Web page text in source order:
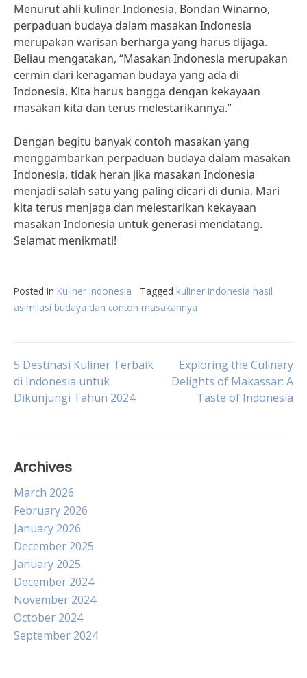
Menurut ahli kuliner Indonesia, Bondan Winarno,
perpaduan budaya dalam masakan Indonesia
merupakan warisan berharga yang harus dijaga.
Beliau mengatakan, “Masakan Indonesia merupakan
cermin dari keragaman budaya yang ada di
Indonesia. Kita harus bangga dengan kekayaan
masakan kita dan terus melestarikannya.”
Dengan begitu banyak contoh masakan yang
menggambarkan perpaduan budaya dalam masakan
Indonesia, tidak heran jika masakan Indonesia
menjadi salah satu yang paling dicari di dunia. Mari
kita terus menjaga dan melestarikan kekayaan
masakan Indonesia untuk generasi mendatang.
Selamat menikmati!
Posted in Kuliner Indonesia Tagged kuliner indonesia hasil
asimilasi budaya dan contoh masakannya
Post
navigation
5 Destinasi Kuliner Terbaik
di Indonesia untuk
Dikunjungi Tahun 2024
Exploring the Culinary
Delights of Makassar: A
Taste of Indonesia
Archives
March 2026
February 2026
January 2026
December 2025
January 2025
December 2024
November 2024
October 2024
September 2024